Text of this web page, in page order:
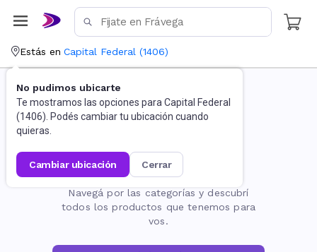
Estás en Capital Federal (1406)
No pudimos ubicarte
Te mostramos las opciones para Capital Federal
(1406). Podés cambiar tu ubicación cuando
quieras.
cambiar ubicación cerrar
La página no existe
Navegá por las categorías y descubrí
todos los productos que tenemos para
vos.